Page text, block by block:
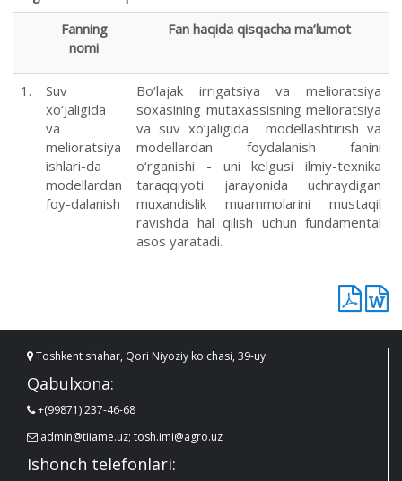
Fanning
nomi
Fan haqida qisqacha ma’lumot
1.
Suv
xo‘jaligida
va
melioratsiya
ishlari-da
modellardan
foy-dalanish
Bo‘lajak irrigatsiya va melioratsiya
soxasining mutaxassisning melioratsiya
va suv xo‘jaligida modellashtirish va
modellardan foydalanish fanini
o‘rganishi - uni kelgusi ilmiy-texnika
taraqqiyoti jarayonida uchraydigan
muxandislik muammolarini mustaqil
ravishda hal qilish uchun fundamental
asos yaratadi.
Toshkent shahar, Qori Niyoziy ko'chasi, 39-uy
Qabulxona:
+(99871) 237-46-68
admin@tiiame.uz; tosh.imi@agro.uz
Ishonch telefonlari: